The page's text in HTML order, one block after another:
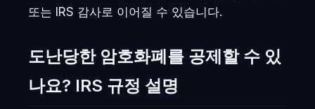
또는 IRS 감사로 이어질 수 있습니다.
도난당한 암호화폐를 공제할 수 있
나요? IRS 규정 설명